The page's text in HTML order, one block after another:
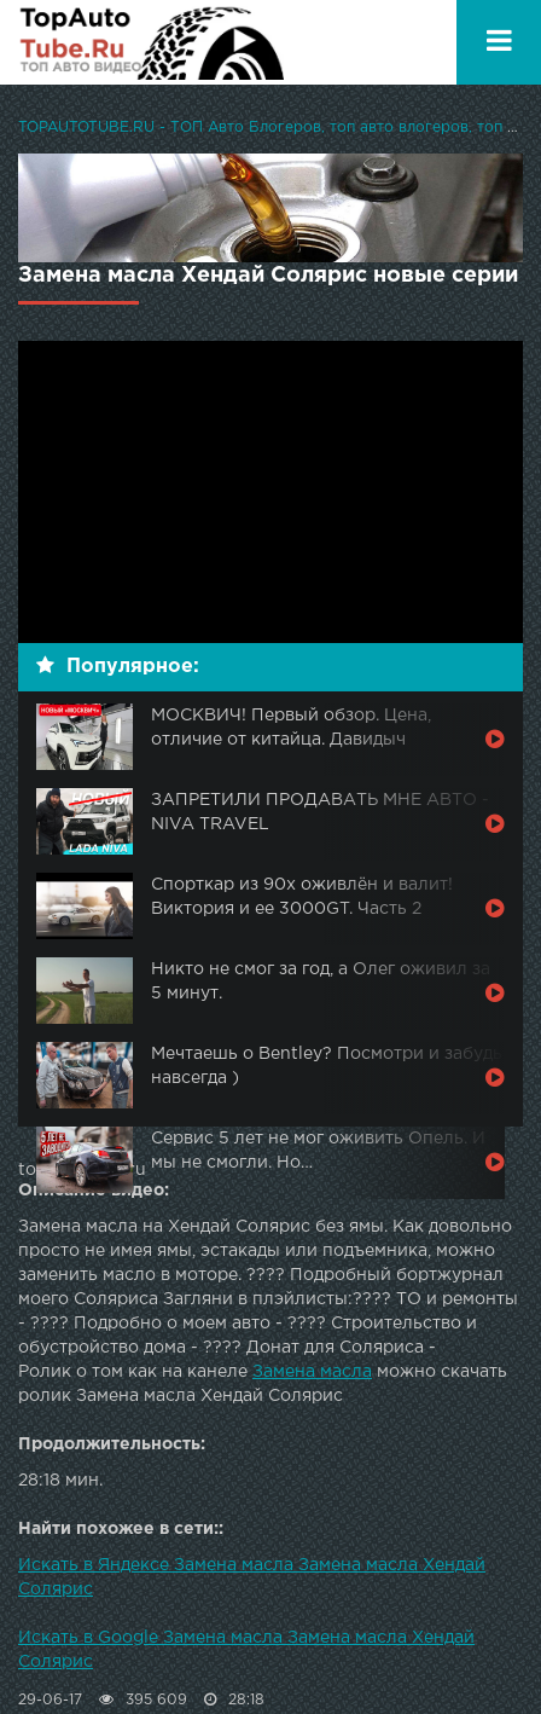
TOPAUTOTUBE.RU - ТОП Авто Блогеров, топ авто влогеров, топ авто ютуберов
Замена масла Хендай Солярис новые серии
Популярное:
МОСКВИЧ! Первый обзор. Цена,
отличие от китайца. Давидыч
ЗАПРЕТИЛИ ПРОДАВАТЬ МНЕ АВТО -
NIVA TRAVEL
Спорткар из 90х оживлён и валит!
Виктория и ее 3000GT. Часть 2
Никто не смог за год, а Олег оживил за
5 минут.
Мечтаешь о Bentley? Посмотри и забудь
навсегда )
Сервис 5 лет не мог оживить Опель. И
мы не смогли. Но…
topautotube.ru
Описание видео:
Замена масла на Хендай Солярис без ямы. Как довольно
просто не имея ямы, эстакады или подъемника, можно
заменить масло в моторе. ???? Подробный бортжурнал
моего Соляриса Загляни в плэйлисты:???? ТО и ремонты
- ???? Подробно о моем авто - ???? Строительство и
обустройство дома - ???? Донат для Соляриса -
Ролик о том как на канелеЗамена масламожно скачать
ролик Замена масла Хендай Солярис
Продолжительность:
28:18 мин.
Найти похожее в сети::
Искать в Яндексе Замена масла Замена масла Хендай
Солярис
Искать в Google Замена масла Замена масла Хендай
Солярис
29-06-17 395 609 28:18